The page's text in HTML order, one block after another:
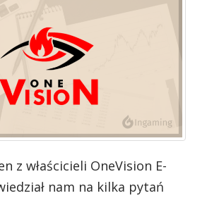
z właścicieli OneVision E-
nam na kilka pytań